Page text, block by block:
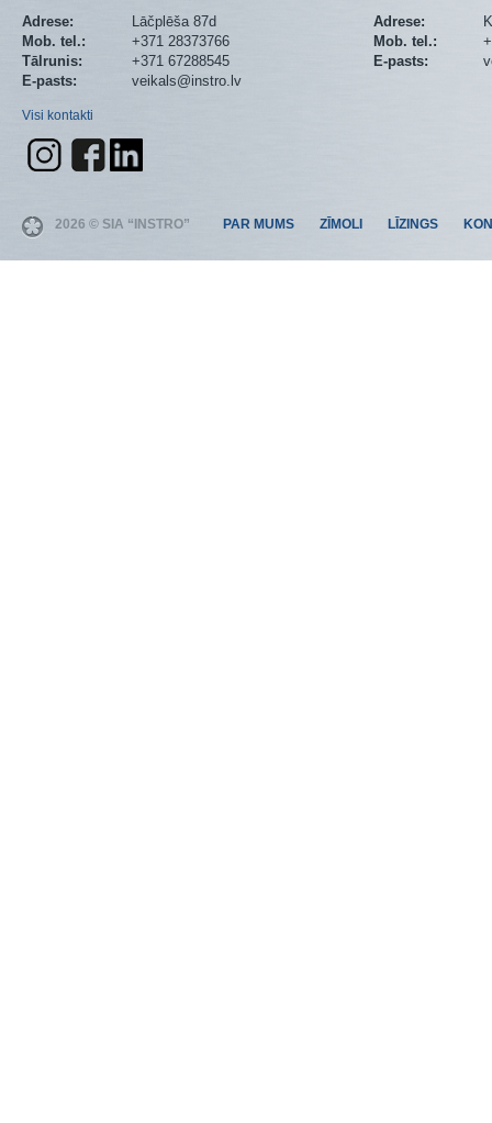
Adrese:
Lāčplēša 87d
Mob. tel.:
+371 28373766
Tālrunis:
+371 67288545
E-pasts:
veikals@instro.lv
Visi kontakti
Adrese:
Mob. tel.:
E-pasts:
2026 © SIA “INSTRO” PAR MUMS ZĪMOLI LĪZINGS